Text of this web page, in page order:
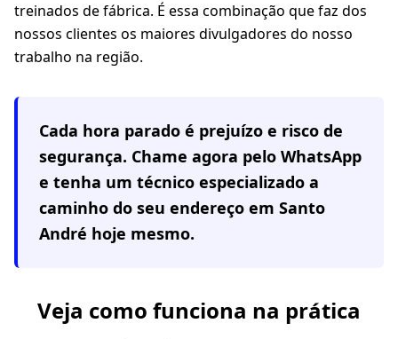
treinados de fábrica. É essa combinação que faz dos
nossos clientes os maiores divulgadores do nosso
trabalho na região.
Cada hora parado é prejuízo e risco de
segurança. Chame agora pelo WhatsApp
e tenha um técnico especializado a
caminho do seu endereço em Santo
André hoje mesmo.
Veja como funciona na prática